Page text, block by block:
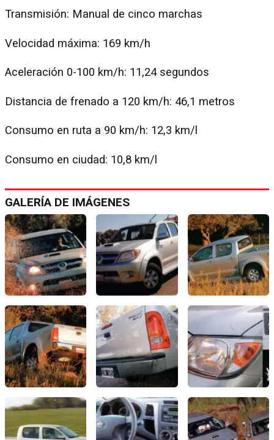
Transmisión: Manual de cinco marchas
Velocidad máxima: 169 km/h
Aceleración 0-100 km/h: 11,24 segundos
Distancia de frenado a 120 km/h: 46,1 metros
Consumo en ruta a 90 km/h: 12,3 km/l
Consumo en ciudad: 10,8 km/l
GALERÍA DE IMÁGENES